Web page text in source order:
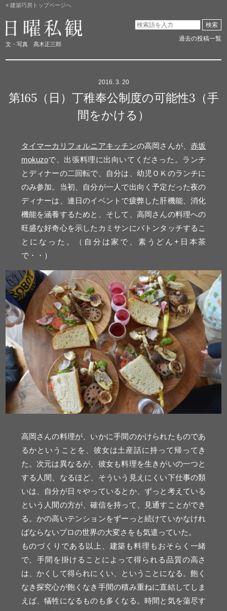
日曜私観
文・写真 髙木正三郎
検索
過去の投稿一覧
« 建築巧房トップページへ
2016. 3. 20
第165（日）丁稚奉公制度の可能性3（手
間をかける）
タイマーカリフォルニアキッチンの高岡さんが、赤坂
mokuzoで、出張料理に出向いてくださった。ランチ
とディナーの二回転で、自分は、幼児ＯＫのランチに
のみ参加。当初、自分が一人で出向く予定だった夜の
ディナーは、連日のイベントで疲弊した肝機能、消化
機能を涵養するためと、そして、高岡さんの料理への
旺盛な好奇心を示したカミサンにバトンタッチするこ
とになった。（自分は家で、素うどん+日本茶
で・・）
高岡さんの料理が、いかに手間のかけられたものであ
るかということを、彼女は土産話に持って帰ってき
た。次元は異なるが、彼女も料理を生きがいの一つと
する人間、なるほど、そういう見えにくい下仕事の類
いは、自分が日々やっているとか、ずっと考えている
という人間の方が、確信を持って、見通すことができ
る。かの高いテンションをずーっと続けていかなけれ
ばならないプロの世界の大変さをも気遣っていた。
ものづくりである以上、建築も料理もおそらく一緒
で、手間を掛けることによって得られる品質の高さ
は、かくして得られにくい、ということになる。飽く
なき探究心が飽くなき手間の積み重ねに直結してしま
えば、犠牲になるものも多くなる。時間と気を蕩尽す